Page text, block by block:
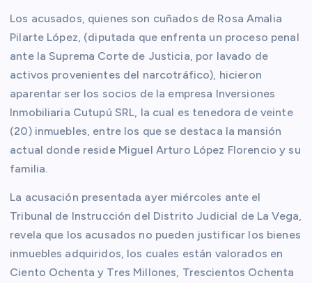
Los acusados, quienes son cuñados de Rosa Amalia
Pilarte López, (diputada que enfrenta un proceso penal
ante la Suprema Corte de Justicia, por lavado de
activos provenientes del narcotráfico), hicieron
aparentar ser los socios de la empresa Inversiones
Inmobiliaria Cutupú SRL, la cual es tenedora de veinte
(20) inmuebles, entre los que se destaca la mansión
actual donde reside Miguel Arturo López Florencio y su
familia.
La acusación presentada ayer miércoles ante el
Tribunal de Instrucción del Distrito Judicial de La Vega,
revela que los acusados no pueden justificar los bienes
inmuebles adquiridos, los cuales están valorados en
Ciento Ochenta y Tres Millones, Trescientos Ochenta